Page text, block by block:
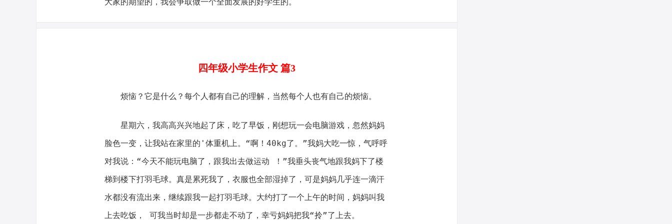
四年级小学生作文 篇3
烦恼？它是什么？每个人都有自己的理解，当然每个人也有自己的烦恼。
星期六，我高高兴兴地起了床，吃了早饭，刚想玩一会电脑游戏，忽然妈妈
脸色一变，让我站在家里的'体重机上。“啊！40kg了。”我妈大吃一惊，气呼呼
对我说：“今天不能玩电脑了，跟我出去做运动 ！”我垂头丧气地跟我妈下了楼
梯到楼下打羽毛球。真是累死我了，衣服也全部湿掉了，可是妈妈几乎连一滴汗
水都没有流出来，继续跟我一起打羽毛球。大约打了一个上午的时间，妈妈叫我
上去吃饭， 可我当时却是一步都走不动了，幸亏妈妈把我“拎”了上去。